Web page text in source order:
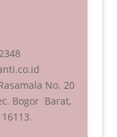
No. 20
Bogor Barat,